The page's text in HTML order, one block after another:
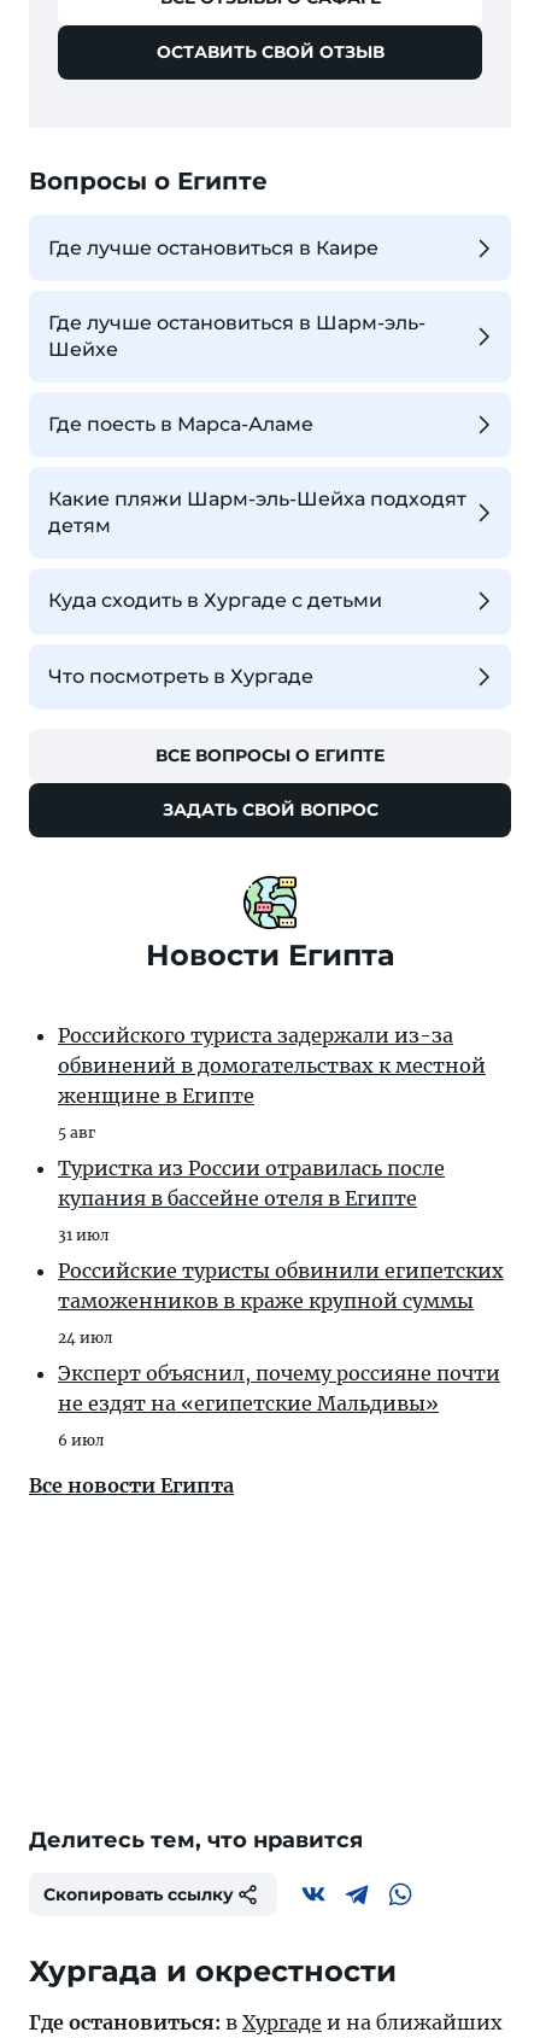
ОСТАВИТЬ СВОЙ ОТЗЫВ
Вопросы о Египте
Где лучше остановиться в Каире
Где лучше остановиться в Шарм-эль-
Шейхе
Где поесть в Марса-Аламе
Какие пляжи Шарм-эль-Шейха подходят
детям
Куда сходить в Хургаде с детьми
Что посмотреть в Хургаде
ВСЕ ВОПРОСЫ О ЕГИПТЕ
ЗАДАТЬ СВОЙ ВОПРОС
Новости Египта
Российского туриста задержали из-за
обвинений в домогательствах к местной
женщине в Египте
5 авг
Туристка из России отравилась после
купания в бассейне отеля в Египте
31 июл
Российские туристы обвинили египетских
таможенников в краже крупной суммы
24 июл
Эксперт объяснил, почему россияне почти
не ездят на «египетские Мальдивы»
6 июл
Все новости Египта
Делитесь тем, что нравится
Скопировать ссылку
Хургада и окрестности
Где остановиться: в Хургаде и на ближайших